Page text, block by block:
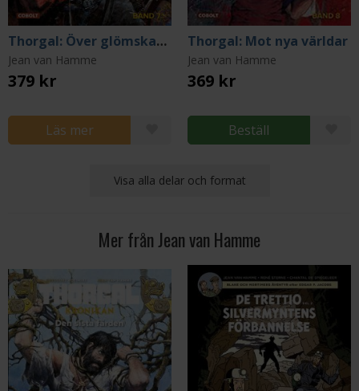
Thorgal: Över glömskans hav
Jean van Hamme
379 kr
Läs mer
Thorgal: Mot nya världar
Jean van Hamme
369 kr
Beställ
Visa alla delar och format
Mer från Jean van Hamme